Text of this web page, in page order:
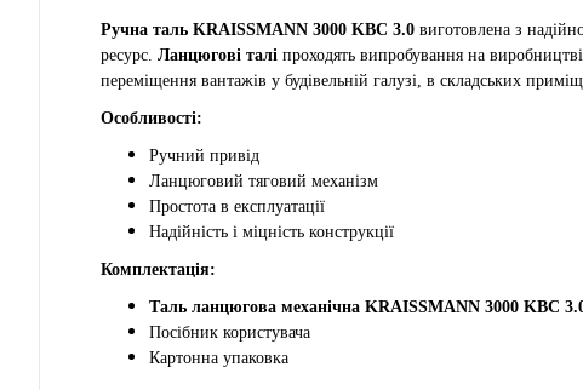
Ручна таль KRAISSMANN 3000 KBC 3.0 виготовлена з
ресурс. Ланцюгові талі проходять випробування на
переміщення вантажів у будівельній галузі, в складських
Особливості:
Ручний привід
Ланцюговий тяговий механізм
Простота в експлуатації
Надійність і міцність конструкції
Комплектація:
Таль ланцюгова механічна KRAISSMANN 3000 KBC
Посібник користувача
Картонна упаковка